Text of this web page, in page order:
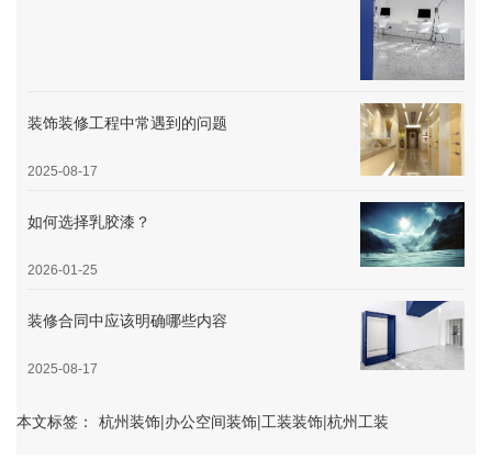
装饰装修工程中常遇到的问题
2025-08-17
如何选择乳胶漆？
2026-01-25
装修合同中应该明确哪些内容
2025-08-17
本文标签： 杭州装饰|办公空间装饰|工装装饰|杭州工装